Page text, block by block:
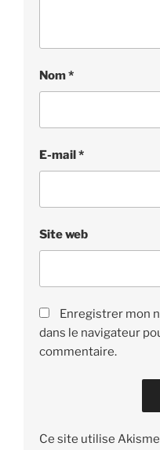
Nom*
E-mail*
Site web
Enregistrer mon
dans le navigateur
commentaire.
Ce site utilise